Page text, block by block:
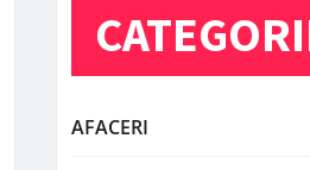
AFACERI